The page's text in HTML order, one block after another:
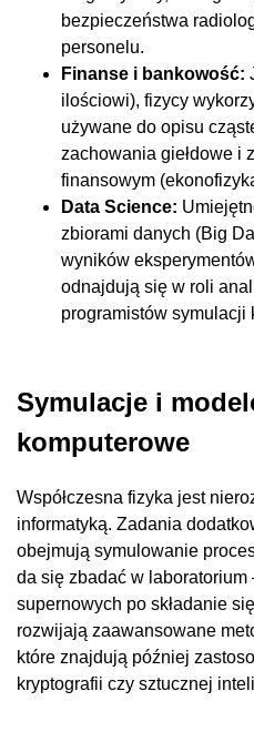
bezpieczeństwa
personelu.
Finanse i bankowość:
ilościowi), fizycy
używane do opisu
zachowania giełdowe i
finansowym
Data Science:
zbiorami danych (Big
wyników
odnajdują się w roli
programistów symulacji
Symulacje i
komputerowe
Współczesna fizyka jest
informatyką. Zadania
obejmują symulowanie
da się zbadać w laboratorium
supernowych po składanie
rozwijają zaawansowane
które znajdują później
kryptografii czy sztucznej